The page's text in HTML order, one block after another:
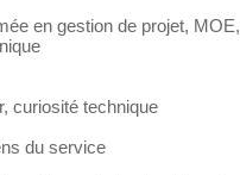
en gestion de projet, MOE,
curiosité technique
du service